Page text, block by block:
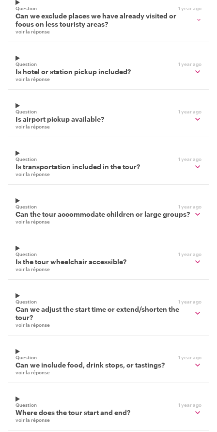
Question 1 year ago
Can we exclude places we have already visited or
focus on less touristy areas?
voir la réponse
Question 1 year ago
Is hotel or station pickup included?
voir la réponse
Question 1 year ago
Is airport pickup available?
voir la réponse
Question 1 year ago
Is transportation included in the tour?
voir la réponse
Question 1 year ago
Can the tour accommodate children or large groups?
voir la réponse
Question 1 year ago
Is the tour wheelchair accessible?
voir la réponse
Question 1 year ago
Can we adjust the start time or extend/shorten the
tour?
voir la réponse
Question 1 year ago
Can we include food, drink stops, or tastings?
voir la réponse
Question 1 year ago
Where does the tour start and end?
voir la réponse